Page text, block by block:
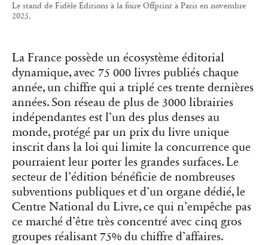
Le stand de Fidèle Éditions à la foire Offprint à Paris en novembre
2025.
La France possède un écosystème éditorial
dynamique, avec 75 000 livres publiés chaque
année, un chiffre qui a triplé ces trente dernières
années. Son réseau de plus de 3000 librairies
indépendantes est l’un des plus denses au
monde, protégé par un prix du livre unique
inscrit dans la loi qui limite la concurrence que
pourraient leur porter les grandes surfaces. Le
secteur de l’édition bénéficie de nombreuses
subventions publiques et d’un organe dédié, le
Centre National du Livre, ce qui n’empêche pas
ce marché d’être très concentré avec cinq gros
groupes réalisant 75% du chiffre d’affaires.